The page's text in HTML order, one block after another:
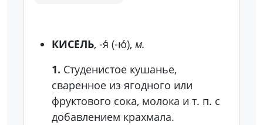
КИСЕ́ЛЬ, -я́ (-ю́), м.
1. Студенистое кушанье,
сваренное из ягодного или
фруктового сока, молока и т. п. с
добавлением крахмала.